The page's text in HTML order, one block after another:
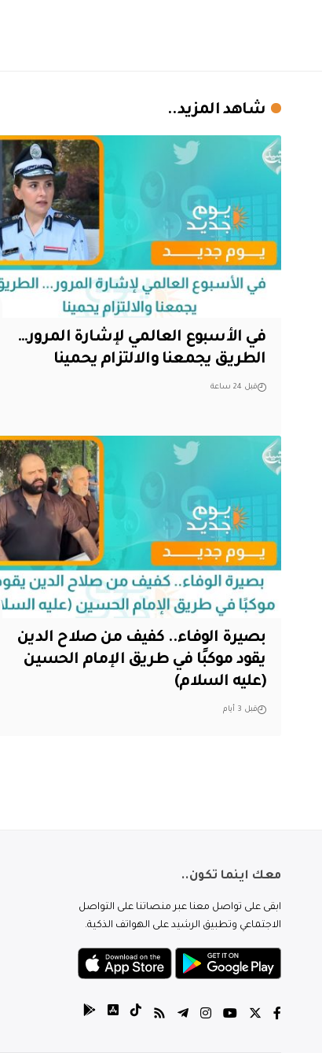
شاهد المزيد..
في الأسبوع العالمي لإشارة المرور…
الطريق يجمعنا والالتزام يحمينا
قبل 24 ساعة
بصيرة الوفاء.. كفيف من صلاح الدين
يقود موكبًا في طريق الإمام الحسين
(عليه السلام)
قبل 3 أيام
معك اينما تكون..
ابقى على تواصل معنا عبر منصاتنا على التواصل
الاجتماعي وتطبيق الرشيد على الهواتف الذكية.